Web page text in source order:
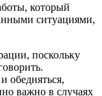
который
ситуациями,
поскольку
обедняться,
важно в случаях